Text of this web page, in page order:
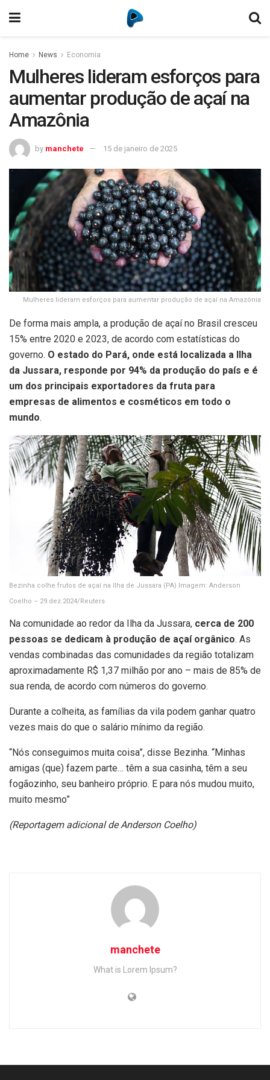
Home News Economia
Mulheres lideram esforços para
aumentar produção de açaí na
Amazônia
by manchete 15 de janeiro de 2025
Mulheres lideram esforços para aumentar produção de açaí na Amazônia
De forma mais ampla, a produção de açaí no Brasil cresceu
15% entre 2020 e 2023, de acordo com estatísticas do
governo. O estado do Pará, onde está localizada a Ilha
da Jussara, responde por 94% da produção do país e é
um dos principais exportadores da fruta para
empresas de alimentos e cosméticos em todo o
mundo.
Bezinha colhe frutos de açaí na Ilha de Jussara (PA)
Imagem: Anderson
Coelho – 29.dez.2024/Reuters
Na comunidade ao redor da Ilha da Jussara, cerca de 200
pessoas se dedicam à produção de açaí orgânico. As
vendas combinadas das comunidades da região totalizam
aproximadamente R$ 1,37 milhão por ano – mais de 85% de
sua renda, de acordo com números do governo.
Durante a colheita, as famílias da vila podem ganhar quatro
vezes mais do que o salário mínimo da região.
“Nós conseguimos muita coisa”, disse Bezinha. “Minhas
amigas (que) fazem parte… têm a sua casinha, têm a seu
fogãozinho, seu banheiro próprio. E para nós mudou muito,
muito mesmo”
(Reportagem adicional de Anderson Coelho)
manchete
What is Lorem Ipsum?